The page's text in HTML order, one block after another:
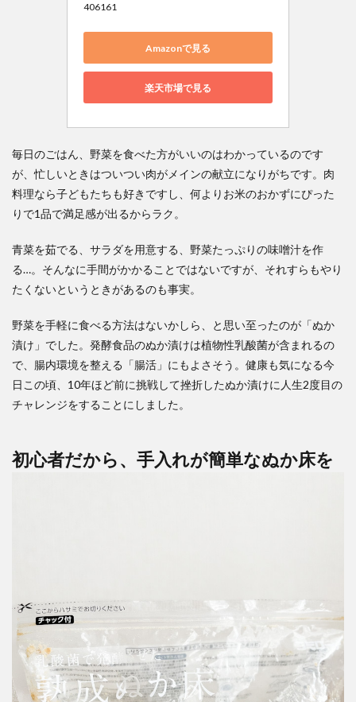
406161
Amazonで見る
楽天市場で見る
毎日のごはん、野菜を食べた方がいいのはわかっているのです
が、忙しいときはついつい肉がメインの献立になりがちです。肉
料理なら子どもたちも好きですし、何よりお米のおかずにぴった
りで1品で満足感が出るからラク。
青菜を茹でる、サラダを用意する、野菜たっぷりの味噌汁を作
る…。そんなに手間がかかることではないですが、それすらもやり
たくないというときがあるのも事実。
野菜を手軽に食べる方法はないかしら、と思い至ったのが「ぬか
漬け」でした。発酵食品のぬか漬けは植物性乳酸菌が含まれるの
で、腸内環境を整える「腸活」にもよさそう。健康も気になる今
日この頃、10年ほど前に挑戦して挫折したぬか漬けに人生2度目の
チャレンジをすることにしました。
初心者だから、手入れが簡単なぬか床を